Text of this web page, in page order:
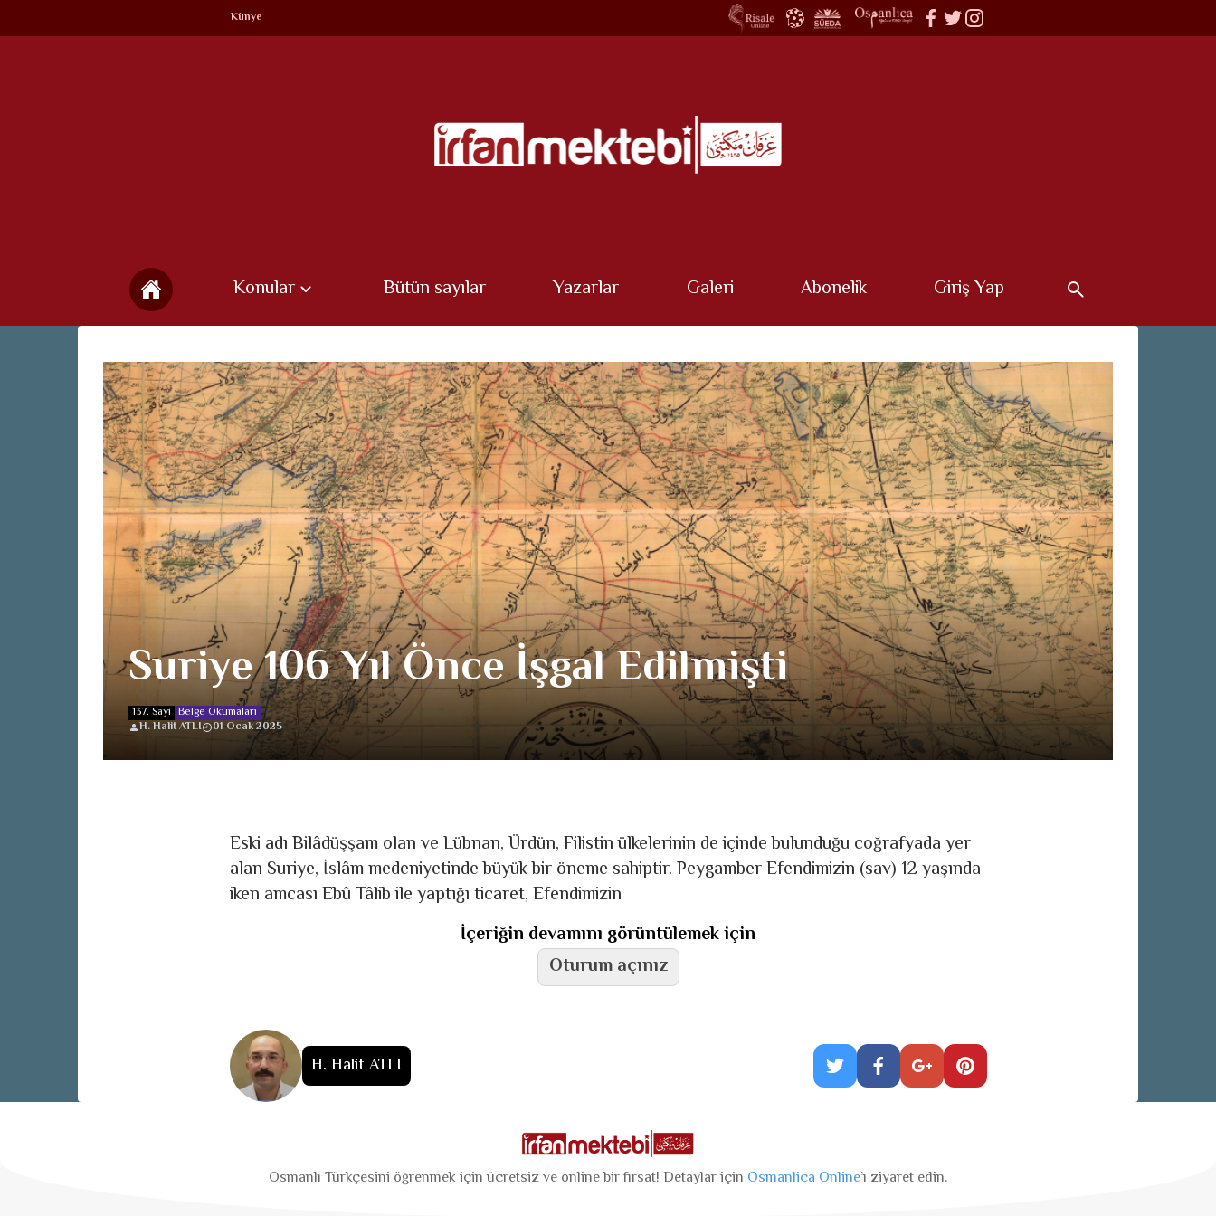
Künye
Konular Bütün sayılar Yazarlar Galeri Abonelik Giriş Yap
Suriye 106 Yıl Önce İşgal Edilmişti
137. Sayi Belge Okumaları
H. Halit ATLI
01 Ocak 2025
Eski adı Bilâdüşşam olan ve Lübnan, Ürdün, Filistin ülkelerinin de içinde bulunduğu coğrafyada yer
alan Suriye, İslâm medeniyetinde büyük bir öneme sahiptir. Peygamber Efendimizin (sav) 12 yaşında
iken amcası Ebû Tâlib ile yaptığı ticaret, Efendimizin
İçeriğin devamını görüntülemek için
Oturum açınız
H. Halit ATLI
Osmanlı Türkçesini öğrenmek için ücretsiz ve online bir fırsat! Detaylar için Osmanlica Online’ı ziyaret edin.